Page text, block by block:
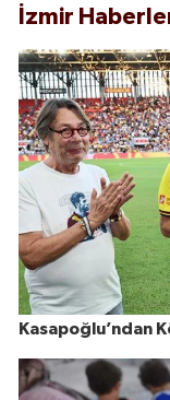
İzmir
Kasapoğlu’ndan